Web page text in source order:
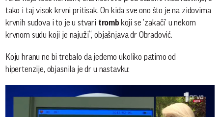
tako i taj visok krvni pritisak. On kida sve ono što je na zidovima
krvnih sudova i to je u stvari tromb koji se ’zakači’ u nekom
krvnom sudu koji je najuži“, objašnjava dr Obradović.
Koju hranu ne bi trebalo da jedemo ukoliko patimo od
hipertenzije, objasnila je dr u nastavku: